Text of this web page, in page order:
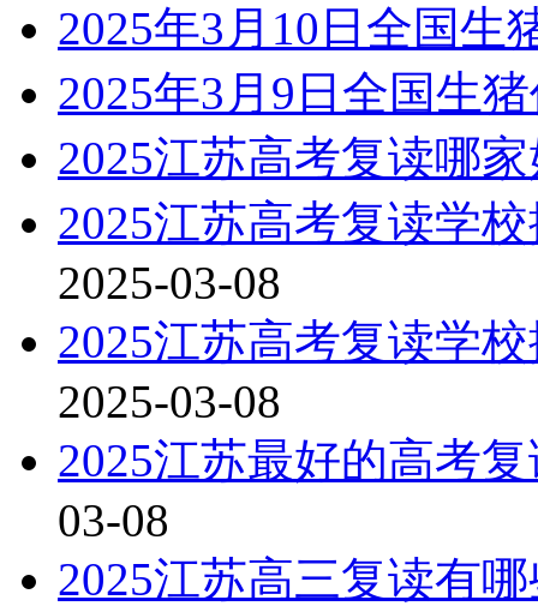
2025年3月10日全国生
2025年3月9日全国生
2025江苏高考复读哪
2025江苏高考复读学
2025-03-08
2025江苏高考复读学
2025-03-08
2025江苏最好的高考
03-08
2025江苏高三复读有